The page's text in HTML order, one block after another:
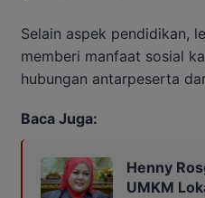
Selain aspek pendidikan,
memberi manfaat sosial
hubungan antarpeserta
Baca Juga:
Henny
UMKM